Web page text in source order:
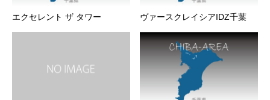
エクセレント ザ タワー ヴァースクレイシアIDZ千葉